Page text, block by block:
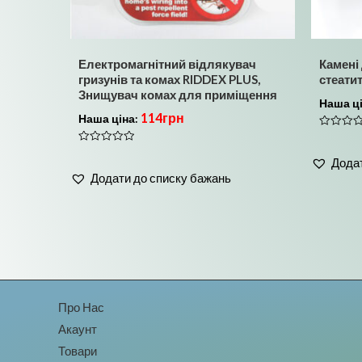
Електромагнітний відлякувач
гризунів та комах RIDDEX PLUS,
Знищувач комах для приміщення
Наша ціна: 114грн
з
Додати до списку бажань
Наша
з
Про Нас
Акаунт
Товари